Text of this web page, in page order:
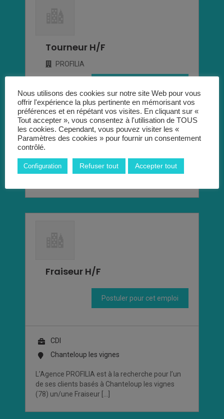
Tourneur H/F
PROFILIA
Interim
Chanteloup les vignes
Envie de rejoindre une agence d’intérim
spécialisée dans les métiers de logistique ? Nous
Fraiseur H/F
Postuler pour cet emploi
CDI
Chanteloup les vignes
L’Agence PROFILIA est à la recherche pour l’un
de ses clients basés à Chanteloup les vignes
(78) un/une Fraiseur […]
Nous utilisons des cookies sur notre site Web pour vous
offrir l'expérience la plus pertinente en mémorisant vos
préférences et en répétant vos visites. En cliquant sur «
Tout accepter », vous consentez à l'utilisation de TOUS
les cookies. Cependant, vous pouvez visiter les «
Paramètres des cookies » pour fournir un consentement
contrôlé.
Configuration Refuser tout Accepter tout